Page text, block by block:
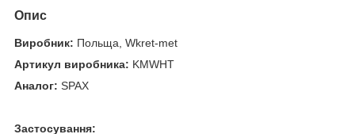
Опис
Виробник: Польща, Wkret-met
Артикул виробника: KMWHT
Аналог: SPAX
Застосування: